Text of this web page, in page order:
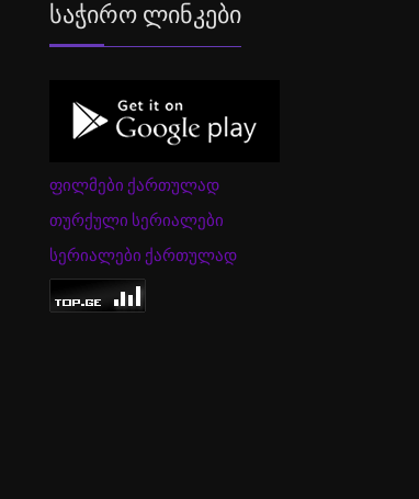
Საჭირო Ლინკები
ფილმები ქართულად
თურქული სერიალები
სერიალები ქართულად